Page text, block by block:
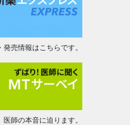
売情報はこちらです。
師の本音に迫ります。